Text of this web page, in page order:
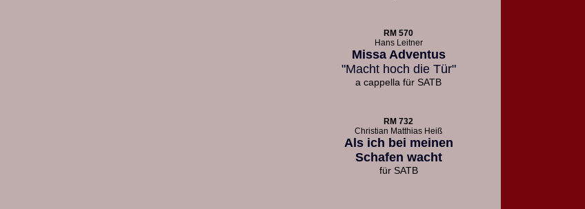
RM 570
Hans Leitner
Missa Adventus
"Macht hoch die Tür"
a cappella für SATB
RM 732
Christian Matthias Heiß
Als ich bei meinen
Schafen wacht
für SATB